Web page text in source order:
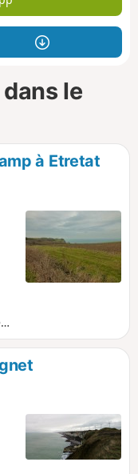
le
à Etretat